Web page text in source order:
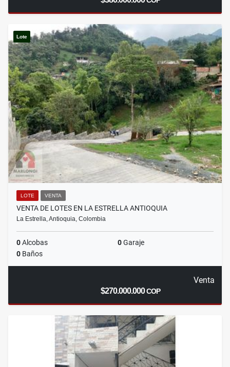
Lote
LOTE VENTA
VENTA DE LOTES EN LA ESTRELLA ANTIOQUIA
La Estrella, Antioquia, Colombia
0Alcobas 0Garaje
0 Baños
Venta
$270.000.000COP